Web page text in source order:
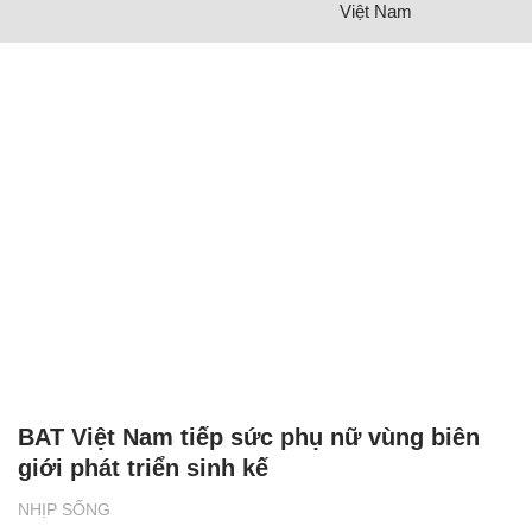
Việt Nam
NHỊP SỐNG
BAT Việt Nam tiếp sức phụ nữ vùng biên
giới phát triển sinh kế